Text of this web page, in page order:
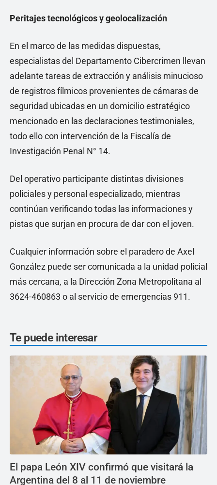
Peritajes tecnológicos y geolocalización
En el marco de las medidas dispuestas,
especialistas del Departamento Cibercrimen llevan
adelante tareas de extracción y análisis minucioso
de registros fílmicos provenientes de cámaras de
seguridad ubicadas en un domicilio estratégico
mencionado en las declaraciones testimoniales,
todo ello con intervención de la Fiscalía de
Investigación Penal N° 14.
Del operativo participante distintas divisiones
policiales y personal especializado, mientras
continúan verificando todas las informaciones y
pistas que surjan en procura de dar con el joven.
Cualquier información sobre el paradero de Axel
González puede ser comunicada a la unidad policial
más cercana, a la Dirección Zona Metropolitana al
3624-460863 o al servicio de emergencias 911.
Te puede interesar
El papa León XIV confirmó que visitará la
Argentina del 8 al 11 de noviembre